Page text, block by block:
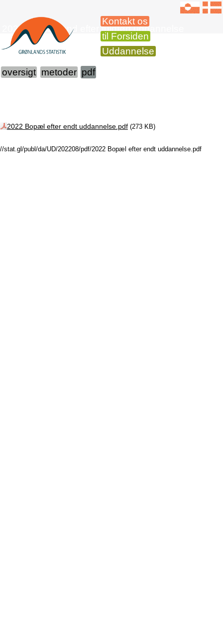
Kontakt os
til Forsiden
Uddannelse
2021 Bopælsland efter fuldført uddannelse
oversigt metoder pdf
2022 Bopæl efter endt uddannelse.pdf(273 KB)
//stat.gl/publ/da/UD/202208/pdf/2022 Bopæl efter endt uddannelse.pdf